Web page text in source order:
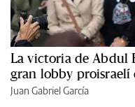
La victoria de Abdul
gran lobby proisraelí
Juan Gabriel García